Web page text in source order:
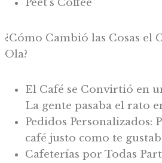
Peet’s Coffee
¿Cómo Cambió las Cosas el
Ola?
El Café se Convirtió en
La gente pasaba el rato
Pedidos Personalizados:
café justo como te
Cafeterías por Todas